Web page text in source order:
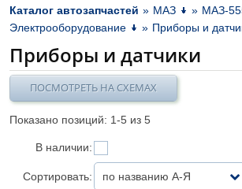
Каталог автозапчастей » МАЗ » МАЗ-
Электрооборудование
» Приборы и
Приборы и датчики
ПОСМОТРЕТЬ НА СХЕМАХ
Показано позиций: 1-5 из 5
В наличии:
Сортировать: по названию А-Я